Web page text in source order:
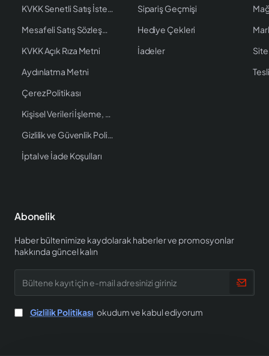
KVKK Senetli Satış İstenen Bilgiler
Mesafeli Satış Sözleşmesi
KVKK Açık Rıza Metni
Aydınlatma Metni
Çerez Politikası
Kişisel Verileri İşleme, Saklama ve İmha Politikası
Gizlilik ve Güvenlik Politikası
İptal ve İade Koşulları
Sipariş Geçmişi
Hediye Çekleri
İadeler
Site
Abonelik
Haber bültenimize kaydolarak haberler ve promosyonlar
hakkında güncel kalın
kayıt
için
e-
mail
Gizlilik Politikası okudum ve kabul ediyorum